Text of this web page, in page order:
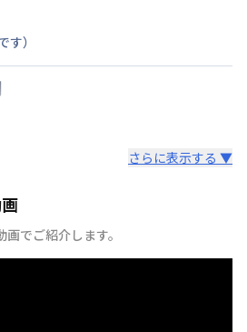
）
さらに表示する ▼
でご紹介します。